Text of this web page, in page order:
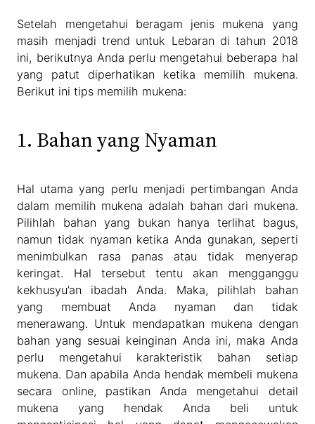
Setelah mengetahui beragam jenis mukena yang
masih menjadi trend untuk Lebaran di tahun 2018
ini, berikutnya Anda perlu mengetahui beberapa hal
yang patut diperhatikan ketika memilih mukena.
Berikut ini tips memilih mukena:
1. Bahan yang Nyaman
Hal utama yang perlu menjadi pertimbangan Anda
dalam memilih mukena adalah bahan dari mukena.
Pilihlah bahan yang bukan hanya terlihat bagus,
namun tidak nyaman ketika Anda gunakan, seperti
menimbulkan rasa panas atau tidak menyerap
keringat. Hal tersebut tentu akan mengganggu
kekhusyu’an ibadah Anda. Maka, pilihlah bahan
yang membuat Anda nyaman dan tidak
menerawang. Untuk mendapatkan mukena dengan
bahan yang sesuai keinginan Anda ini, maka Anda
perlu mengetahui karakteristik bahan setiap
mukena. Dan apabila Anda hendak membeli mukena
secara online, pastikan Anda mengetahui detail
mukena yang hendak Anda beli untuk